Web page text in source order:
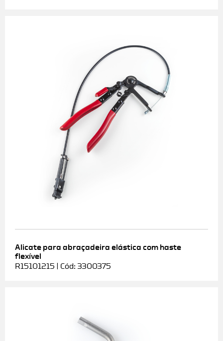
Alicate para abraçadeira elástica com haste
flexível
R15101215 | Cód: 3300375